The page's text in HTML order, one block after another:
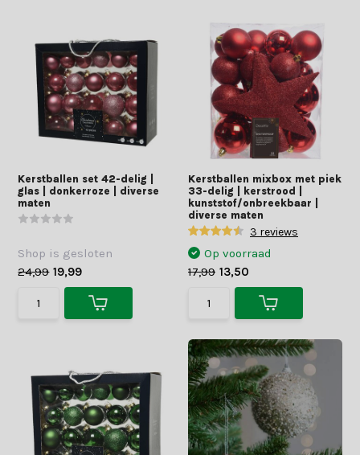
Kerstballen set 42-delig |
glas | donkerroze | diverse
maten
Shop is gesloten
24,99 19,99
Kerstballen mixbox met piek
33-delig | kerstrood |
kunststof/onbreekbaar |
diverse maten
3 reviews
Op voorraad
17,99 13,50